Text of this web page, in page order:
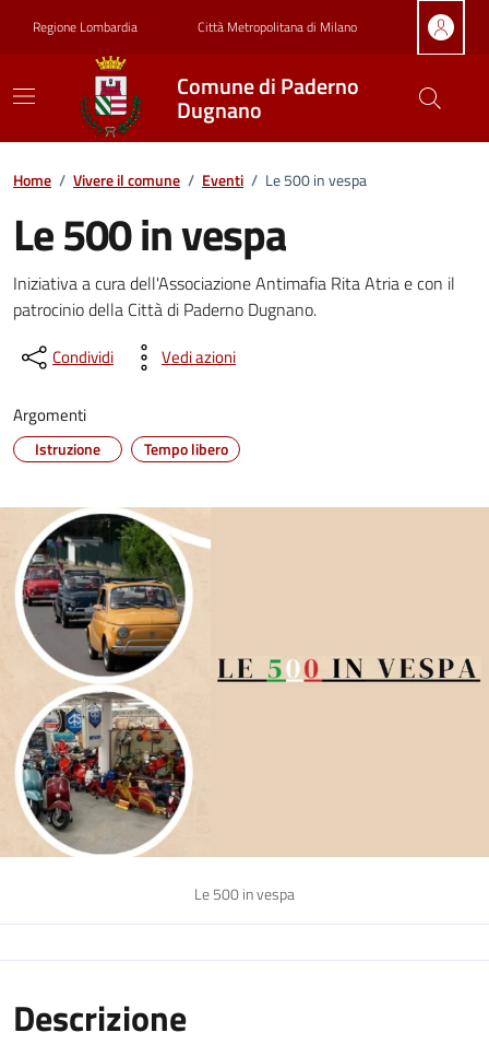
Regione Lombardia Città Metropolitana di Milano
Comune di Paderno
Dugnano
Home / Vivere il comune / Eventi / Le 500 in vespa
Le 500 in vespa
Dettagli della notizia
Iniziativa a cura dell'Associazione Antimafia Rita Atria e con il
patrocinio della Città di Paderno Dugnano.
Condividi Vedi azioni
Argomenti
Istruzione Tempo libero
Le 500 in vespa
Descrizione